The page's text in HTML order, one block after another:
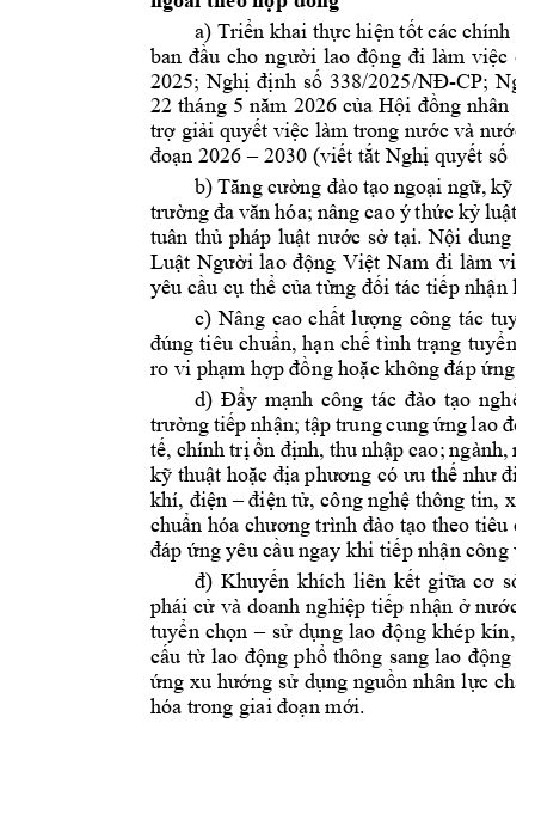
a) Triển khai thực hiện tốt các chính
ban đầu cho người lao động đi làm việc ở
2025; Nghị định số 338/2025/NĐ-CP;
22 tháng 5 năm 2026 của Hội đồng nhân
trợ giải quyết việc làm trong nước và nước
đoạn 2026 – 2030 (viết tắt Nghị quyết số
b) Tăng cường đào tạo ngoại ngữ, kỹ
trường đa văn hóa; nâng cao ý thức kỷ luật,
tuân thủ pháp luật nước sở tại. Nội dung
Luật Người lao động Việt Nam đi làm
yêu cầu cụ thể của từng đối tác tiếp nhận
c) Nâng cao chất lượng công tác
đúng tiêu chuẩn, hạn chế tình trạng tuyển
ro vi phạm hợp đồng hoặc không đáp ứng
d) Đẩy mạnh công tác đào tạo nghề
trường tiếp nhận; tập trung cung ứnglao
tế, chính trị ổn định, thu nhập cao; ngành,
kỹ thuật hoặc địa phương có ưu thế như
khí, điện – điện tử, công nghệ thông tin,
chuẩn hóa chương trình đào tạo theo tiêu
đáp ứng yêu cầu ngay khi tiếp nhận công
đ) Khuyến khích liên kết giữa cơ sở
phái cử và doanh nghiệp tiếp nhận ở nước
tuyển chọn – sử dụng lao động khép kín,
cấu từ lao động phổ thông sang lao động
ứng xu hướng sử dụng nguồn nhân lực chất
hóa trong giai đoạn mới.